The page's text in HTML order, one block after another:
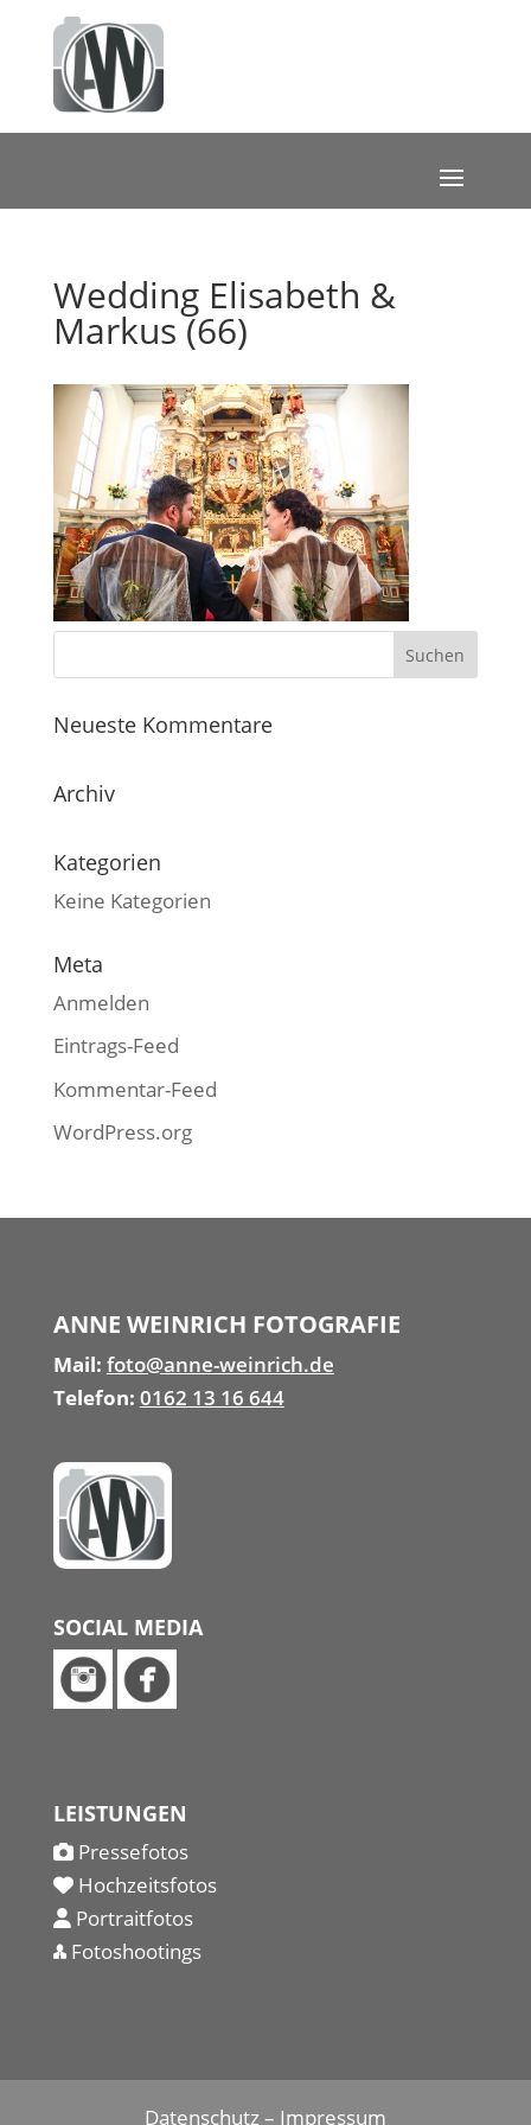
Wedding Elisabeth &
Markus (66)
Neueste Kommentare
Archiv
Kategorien
Keine Kategorien
Meta
Anmelden
Eintrags-Feed
Kommentar-Feed
WordPress.org
ANNE WEINRICH FOTOGRAFIE
Mail: foto@anne-weinrich.de
Telefon: 0162 13 16 644
SOCIAL MEDIA
LEISTUNGEN
Pressefotos
Hochzeitsfotos
Portraitfotos
Fotoshootings
Datenschutz– Impressum